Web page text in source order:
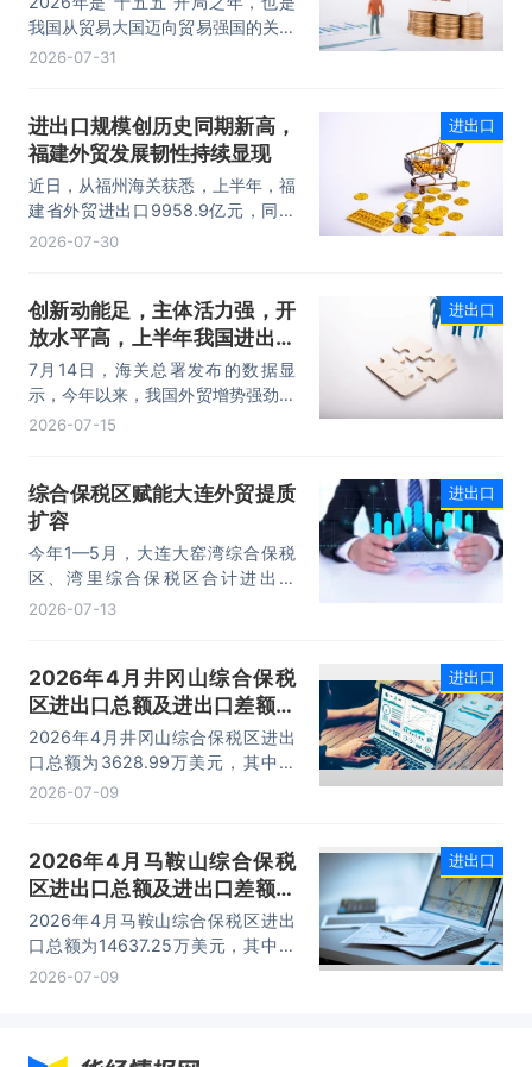
我国从贸易大国迈向贸易强国的关键
时期。上半年，我国进出口规模历史
品为代表的高附加值产品出口占比显
著提升，成为外贸提质增效的核心引
擎，为加快建设贸易强国注入了强劲
动力。
2026-07-31
进出口规模创历史同期新高，
福建外贸发展韧性持续显现
近日，从福州海关获悉，上半年，福
建省外贸进出口9958.9亿元，同比
增长8.2%。其中，出口5740.1亿
进口规模均创历史同期新高，外贸运
行呈现“稳中有进，进中提质”的良好
态势。
2026-07-30
进出口
创新动能足，主体活力强，开
放水平高，上半年我国进出口
规模首次突破25万亿元
7月14日，海关总署发布的数据显
示，今年以来，我国外贸增势强劲、
走势稳健。据海关统计，今年上半
14.73万亿元，增长13.4%，进口
10.74万亿元，增长22.1%。
2026-07-15
进出口
综合保税区赋能大连外贸提质
扩容
今年1—5月，大连大窑湾综合保税
区、湾里综合保税区合计进出口
332.22亿元，同比增长21%，占大
台。
2026-07-13
进出口
2026年4月井冈山综合保税
区进出口总额及进出口差额统
计分析
2026年4月井冈山综合保税区进出
口总额为3628.99万美元，其中：
出口额为1562.95万美元，进口额为
2026-07-09
进出口
2026年4月马鞍山综合保税
区进出口总额及进出口差额统
计分析
2026年4月马鞍山综合保税区进出
口总额为14637.25万美元，其中：
出口额为14365.71万美元，进口额
2026-07-09
进出口